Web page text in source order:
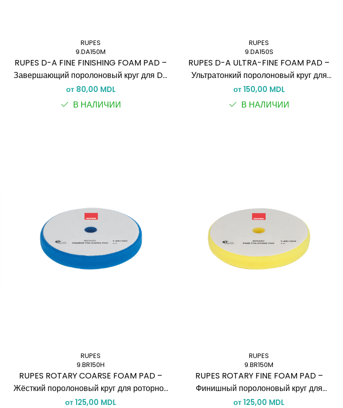
RUPES
9.DA150M
RUPES D-A FINE FINISHING FOAM PAD –
Завершающий поролоновый круг для DA
полировки
от 80,00 MDL
В НАЛИЧИИ
RUPES
9.DA150S
RUPES D-A ULTRA-FINE FOAM PAD –
Ультратонкий поролоновый круг для
финишной полировки (DA)
от 150,00 MDL
В НАЛИЧИИ
RUPES
9.BR150H
RUPES ROTARY COARSE FOAM PAD –
Жёсткий поролоновый круг для роторной
полировки
от 125,00 MDL
RUPES
9.BR150M
RUPES ROTARY FINE FOAM PAD –
Финишный поролоновый круг для
роторной полировки
от 125,00 MDL